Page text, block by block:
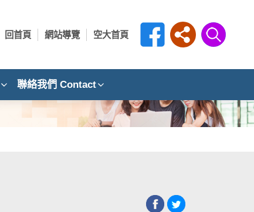
回首頁 網站導覽 空大首頁
聯絡我們 Contact